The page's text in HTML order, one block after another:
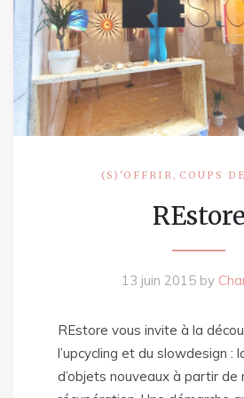
(S)'OFFRIR COUPS
REstore
13 juin 2015 by
REstore vous invite à la
l’upcycling et du slowdesign :
d’objets nouveaux à partir de